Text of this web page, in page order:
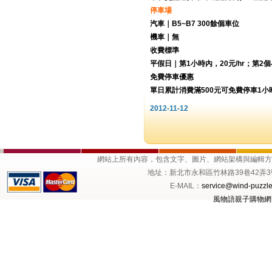
停車場
汽車｜B5~B7 300餘個車位
機車｜無
收費標準
平假日｜第1小時內，20元/hr；第2
免費停車優惠
單日累計消費滿500元可免費停車1
2012-11-12
網站上所有內容，包含文字、圖片、網站架構與編輯
地址：新北市永和區竹林路39巷
E-MAIL： service@wind-
風物語親子購物網